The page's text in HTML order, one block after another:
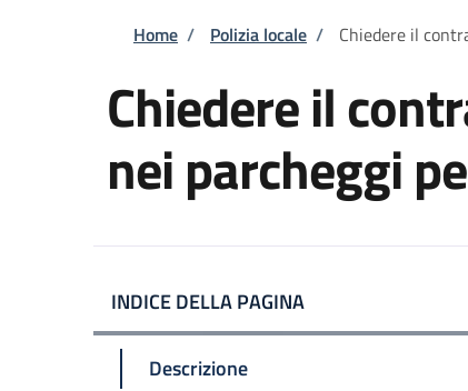
Briciole di pane
Home / Polizia locale / Chiedere il
Chiedere il
nei parcheggi
INDICE DELLA PAGINA
Descrizione